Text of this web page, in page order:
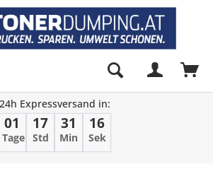
24h Expressversand in:
01
Tage
17
Std
31
Min
16
Sek